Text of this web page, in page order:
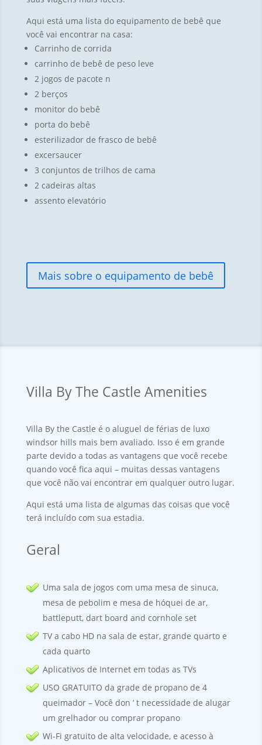
Aqui está uma lista do equipamento de bebê que
você vai encontrar na casa:
Carrinho de corrida
carrinho de bebê de peso leve
2 jogos de pacote n
2 berços
monitor do bebê
porta do bebê
esterilizador de frasco de bebê
excersaucer
3 conjuntos de trilhos de cama
2 cadeiras altas
assento elevatório
Mais sobre o equipamento de bebê
Villa By The Castle Amenities
Villa By the Castle é o aluguel de férias de luxo
windsor hills mais bem avaliado. Isso é em grande
parte devido a todas as vantagens que você recebe
quando você fica aqui – muitas dessas vantagens
que você não vai encontrar em qualquer outro lugar.
Aqui está uma lista de algumas das coisas que você
terá incluído com sua estadia.
Geral
Uma sala de jogos com uma mesa de sinuca,
mesa de pebolim e mesa de hóquei de ar,
battleputt, dart board and cornhole set
TV a cabo HD na sala de estar, grande quarto e
cada quarto
Aplicativos de Internet em todas as TVs
USO GRATUITO da grade de propano de 4
queimador – Você don ’ t necessidade de alugar
um grelhador ou comprar propano
Wi-Fi gratuito de alta velocidade, e acesso à